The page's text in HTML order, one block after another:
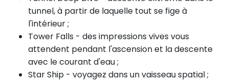
tunnel, à partir de laquelle tout se fige à
l'intérieur ;
Tower Falls - des impressions vives vous
attendent pendant l'ascension et la descente
avec le courant d'eau ;
Star Ship - voyagez dans un vaisseau spatial ;